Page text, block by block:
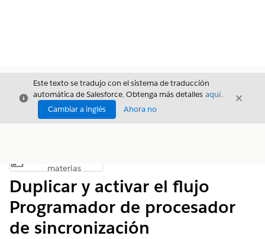
Cerrar
Este texto se tradujo con el sistema de traducción
automática de Salesforce. Obtenga más detalles aquí.
Cambiar a inglés
Ahora no
Cerrar
Mostrar índice de materias
materias
Duplicar y activar el flujo
Programador de procesador
de sincronización